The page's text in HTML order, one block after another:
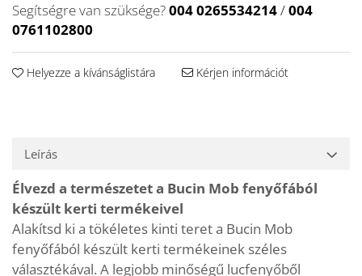
Segítségre van szüksége?004 0265534214/004
0761102800
Helyezze a kívánságlistára Kérjen információt
Leírás
Élvezd a természetet a Bucin Mob fenyőfából
készült kerti termékeivel
Alakítsd ki a tökéletes kinti teret a Bucin Mob
fenyőfából készült kerti termékeinek széles
választékával. A legjobb minőségű lucfenyőből